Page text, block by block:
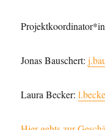
Jonas Bauschert:
Laura Becker: